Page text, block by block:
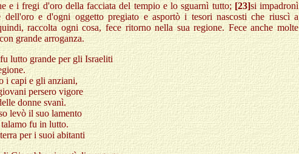
e i fregi d'oro della facciata del tempio e lo sguarnì tutto;[23]si impadronì
dell'oro e d'ogni oggetto pregiato e asportò i tesori nascosti che riuscì a
raccolta ogni cosa, fece ritorno nella sua regione. Fece anche molte
grande arroganza.
lutto grande per gli Israeliti
i capi e gli anziani,
persero vigore
donne svanì.
levò il suo lamento
talamo fu in lutto.
per i suoi abitanti